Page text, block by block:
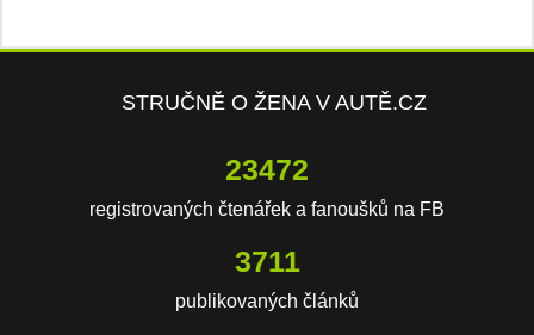
STRUČNĚ O ŽENA V AUTĚ.CZ
23472
registrovaných čtenářek a fanoušků na FB
3711
publikovaných článků